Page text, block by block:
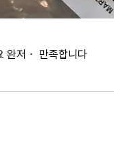
완저ㆍ 만족합니다